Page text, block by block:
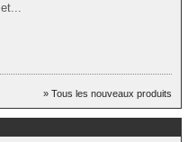
et...
Sandales...
Apportez une touche naturelle
et...
Tous les nouveaux produits